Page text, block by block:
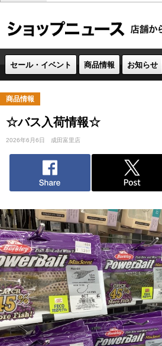
セール・イベント 商品情報 お知らせ
商品情報
☆バス入荷情報☆
2026年6月6日 成田富里店